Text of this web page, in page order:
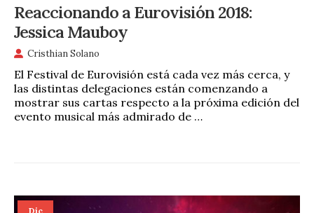
Reaccionando a Eurovisión 2018:
Jessica Mauboy
Cristhian Solano
El Festival de Eurovisión está cada vez más cerca, y
las distintas delegaciones están comenzando a
mostrar sus cartas respecto a la próxima edición del
evento musical más admirado de …
Dic